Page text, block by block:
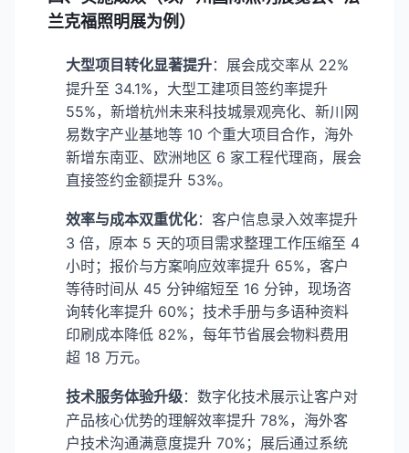
兰克福照明展为例）
大型项目转化显著提升：展会成交率从 22%
提升至 34.1%，大型工建项目签约率提升
55%，新增杭州未来科技城景观亮化、新川网
易数字产业基地等 10 个重大项目合作，海外
新增东南亚、欧洲地区 6 家工程代理商，展会
直接签约金额提升 53%。
效率与成本双重优化：客户信息录入效率提升
3 倍，原本 5 天的项目需求整理工作压缩至 4
小时；报价与方案响应效率提升 65%，客户
等待时间从 45 分钟缩短至 16 分钟，现场咨
询转化率提升 60%；技术手册与多语种资料
印刷成本降低 82%，每年节省展会物料费用
超 18 万元。
技术服务体验升级：数字化技术展示让客户对
产品核心优势的理解效率提升 78%，海外客
户技术沟通满意度提升 70%；展后通过系统